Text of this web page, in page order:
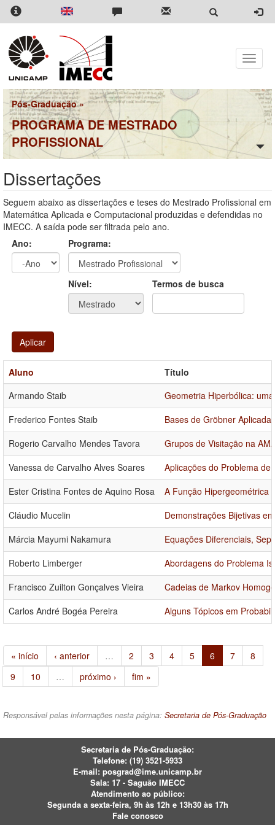
Pular
para
conteúdo
principal
Toggle
Pós-Graduação»
PROGRAMA DE MESTRADO
PROFISSIONAL
Dissertações
Seguem abaixo as dissertações e teses do Mestrado Profissional em
Matemática Aplicada e Computacional produzidas e defendidas no
IMECC. A saída pode ser filtrada pelo ano.
Ano:
Programa:
Nível: Termos de busca
Aplicar
Aluno
Título
Armando Staib
Geometria Hiperbólica:
Frederico Fontes Staib
Bases de Gröbner
Rogerio Carvalho Mendes Tavora
Grupos de Visitação na
Vanessa de Carvalho Alves Soares
Aplicações do Problema
Ester Cristina Fontes de Aquino Rosa
A Função Hipergeométrica
Cláudio Mucelin
Demonstrações Bijetivas
Márcia Mayumi Nakamura
Equações Diferenciais,
Roberto Limberger
Abordagens do Problema
Francisco Zuilton Gonçalves Vieira
Cadeias de Markov
Carlos André Bogéa Pereira
Alguns Tópicos em
« início ‹ anterior … 2 3 4 5 6 7
8
9
10 … próximo › fim »
Responsável pelas informações nesta página: Secretaria de Pós-Graduação
Secretaria de Pós-Graduação:
Telefone: (19) 3521-5933
E-mail: posgrad@ime.unicamp.br
Sala: 17 - Saguão IMECC
Atendimento ao público:
Segunda a sexta-feira, 9h às 12h e 13h30 às 17h
Fale conosco